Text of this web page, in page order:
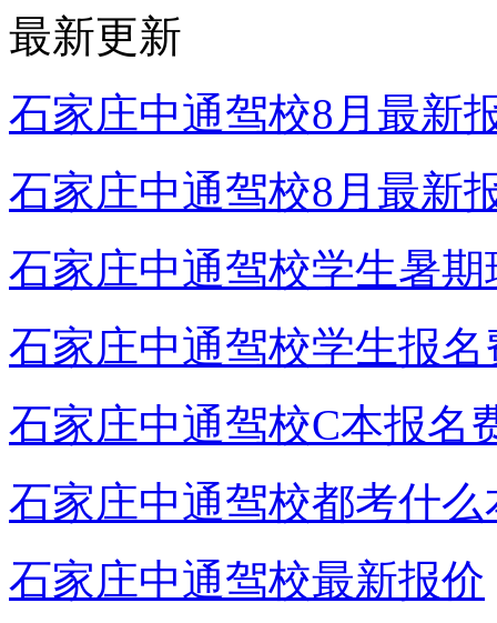
最新更新
石家庄中通驾校8月最新
石家庄中通驾校8月最新
石家庄中通驾校学生暑期
石家庄中通驾校学生报名
石家庄中通驾校C本报名
石家庄中通驾校都考什么
石家庄中通驾校最新报价